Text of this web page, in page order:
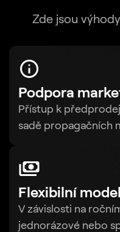
Zde jsou
Podpora
Přístup k
sadě propagačních
Flexibilní
V závislosti na
jednorázové nebo